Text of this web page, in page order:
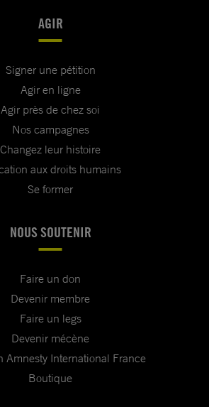
AGIR
Signer une pétition
Agir en ligne
Agir près de chez soi
Nos campagnes
Changez leur histoire
aux droits humains
Se former
NOUS SOUTENIR
Faire un don
Devenir membre
Faire un legs
Devenir mécène
Amnesty International France
Boutique